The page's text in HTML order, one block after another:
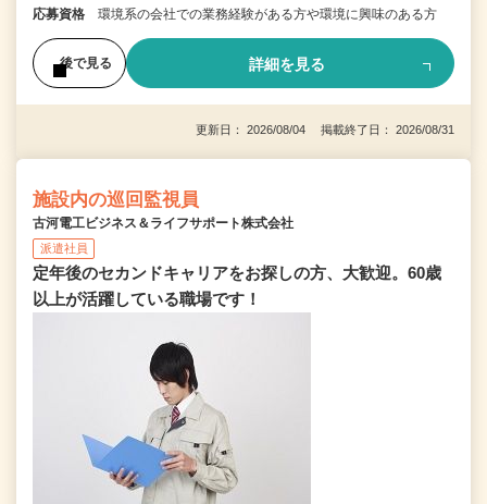
応募資格 環境系の会社での業務経験がある方や環境に興味のある方
後で見る 詳細を見る
更新日： 2026/08/04 掲載終了日： 2026/08/31
施設内の巡回監視員
古河電工ビジネス＆ライフサポート株式会社
派遣社員
定年後のセカンドキャリアをお探しの方、大歓迎。60歳
以上が活躍している職場です！